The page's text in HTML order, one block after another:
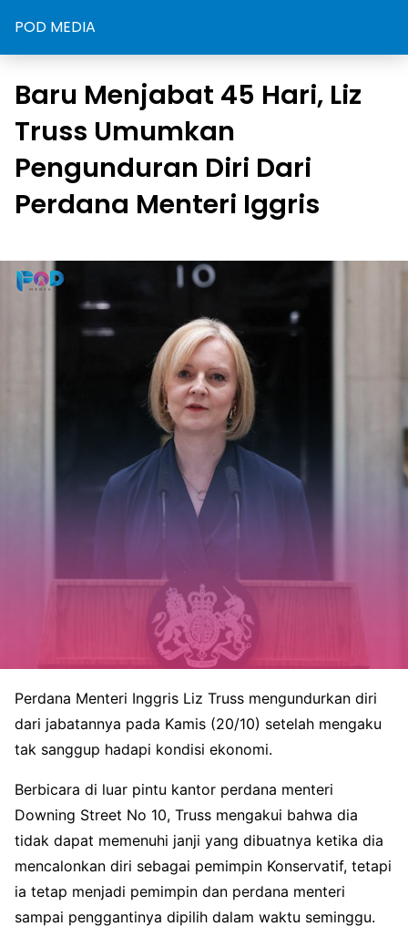
POD MEDIA
Baru Menjabat 45 Hari, Liz
Truss Umumkan
Pengunduran Diri Dari
Perdana Menteri Iggris
Perdana Menteri Inggris Liz Truss mengundurkan diri
dari jabatannya pada Kamis (20/10) setelah mengaku
tak sanggup hadapi kondisi ekonomi.
Berbicara di luar pintu kantor perdana menteri
Downing Street No 10, Truss mengakui bahwa dia
tidak dapat memenuhi janji yang dibuatnya ketika dia
mencalonkan diri sebagai pemimpin Konservatif, tetapi
ia tetap menjadi pemimpin dan perdana menteri
sampai penggantinya dipilih dalam waktu seminggu.